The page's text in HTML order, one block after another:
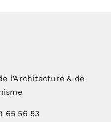
l’Architecture & de
65 56 53